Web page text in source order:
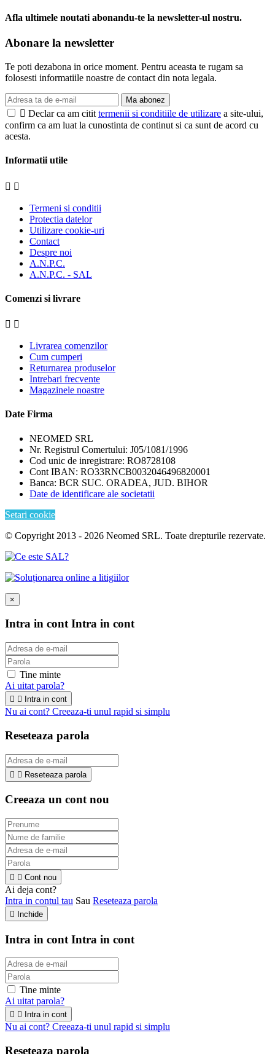
Afla ultimele noutati abonandu-te la newsletter-ul nostru.
Abonare la newsletter
Te poti dezabona in orice moment. Pentru aceasta te rugam sa
folosesti informatiile noastre de contact din nota legala.
Ma abonez
 Declar ca am citit termenii si conditiile de utilizare a site-ului,
confirm ca am luat la cunostinta de continut si ca sunt de acord cu
acesta.
Informatii utile
 
Termeni si conditii
Protectia datelor
Utilizare cookie-uri
Contact
Despre noi
A.N.P.C.
A.N.P.C. - SAL
Comenzi si livrare
 
Livrarea comenzilor
Cum cumperi
Returnarea produselor
Intrebari frecvente
Magazinele noastre
Date Firma
NEOMED SRL
Nr. Registrul Comertului: J05/1081/1996
Cod unic de inregistrare: RO8728108
Cont IBAN: RO33RNCB0032046496820001
Banca: BCR SUC. ORADEA, JUD. BIHOR
Date de identificare ale societatii
Setari cookie
© Copyright 2013 - 2026 Neomed SRL. Toate drepturile rezervate.
×
Intra in contIntra in cont
Tine minte
Ai uitat parola?
  Intra in cont
Nu ai cont? Creeaza-ti unul rapid si simplu
Reseteaza parola
  Reseteaza parola
Creeaza un cont nou
  Cont nou
Ai deja cont?
Intra in contul tau Sau Reseteaza parola
 Inchide
Intra in cont Intra in cont
Tine minte
Ai uitat parola?
  Intra in cont
Nu ai cont? Creeaza-ti unul rapid si simplu
Reseteaza parola